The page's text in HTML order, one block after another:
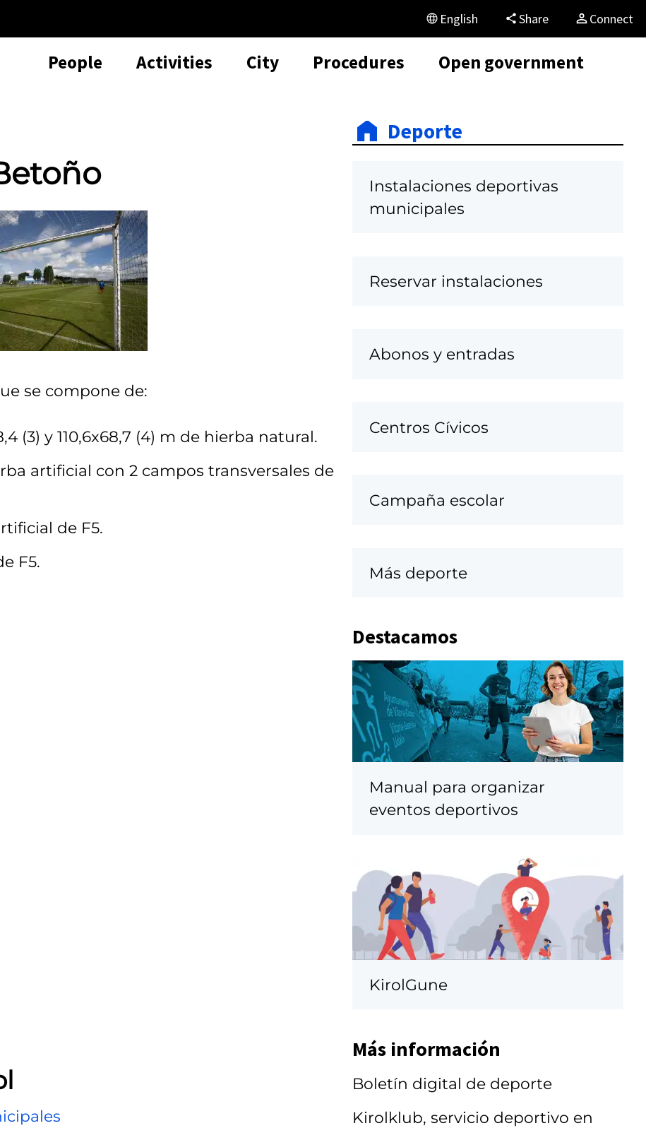
English Share Connect
People Activities City Procedures Open government
se compone de:
(3) y 110,6x68,7 (4) m de hierba natural.
artificial con 2 campos transversales de
de F5.
F5.
Deporte
Instalaciones deportivas
municipales
Reservar instalaciones
Abonos y entradas
Centros Cívicos
Campaña escolar
Más deporte
Destacamos
Manual para organizar
eventos deportivos
KirolGune
Más información
Boletín digital de deporte
Kirolklub, servicio deportivo en